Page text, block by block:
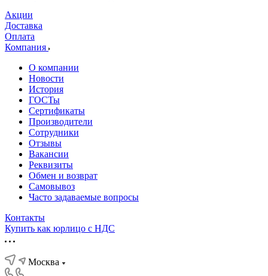
Акции
Доставка
Оплата
Компания
О компании
Новости
История
ГОСТы
Сертификаты
Производители
Сотрудники
Отзывы
Вакансии
Реквизиты
Обмен и возврат
Самовывоз
Часто задаваемые вопросы
Контакты
Купить как юрлицо с НДС
Москва